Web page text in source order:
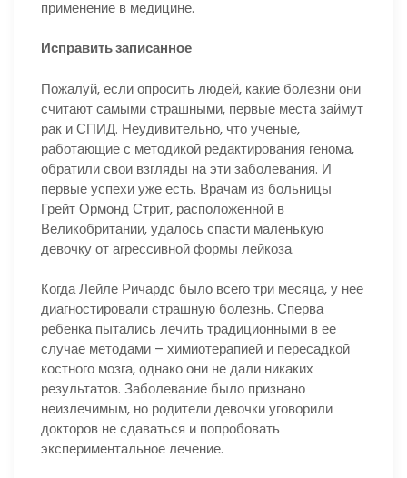
применение в медицине.
Исправить записанное
Пожалуй, если опросить людей, какие болезни они
считают самыми страшными, первые места займут
рак и СПИД. Неудивительно, что ученые,
работающие с методикой редактирования генома,
обратили свои взгляды на эти заболевания. И
первые успехи уже есть. Врачам из больницы
Грейт Ормонд Стрит, расположенной в
Великобритании, удалось спасти маленькую
девочку от агрессивной формы лейкоза.
Когда Лейле Ричардс было всего три месяца, у нее
диагностировали страшную болезнь. Сперва
ребенка пытались лечить традиционными в ее
случае методами – химиотерапией и пересадкой
костного мозга, однако они не дали никаких
результатов. Заболевание было признано
неизлечимым, но родители девочки уговорили
докторов не сдаваться и попробовать
экспериментальное лечение.